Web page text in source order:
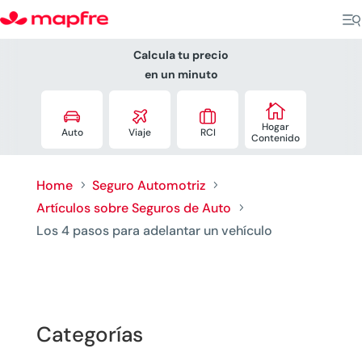
Calcula tu precio
en un minuto

Auto

Viaje

RCI

Hogar
Contenido
Home 5 Seguro Automotriz 5
Artículos sobre Seguros de Auto 5
Los 4 pasos para adelantar un vehículo
Categorías